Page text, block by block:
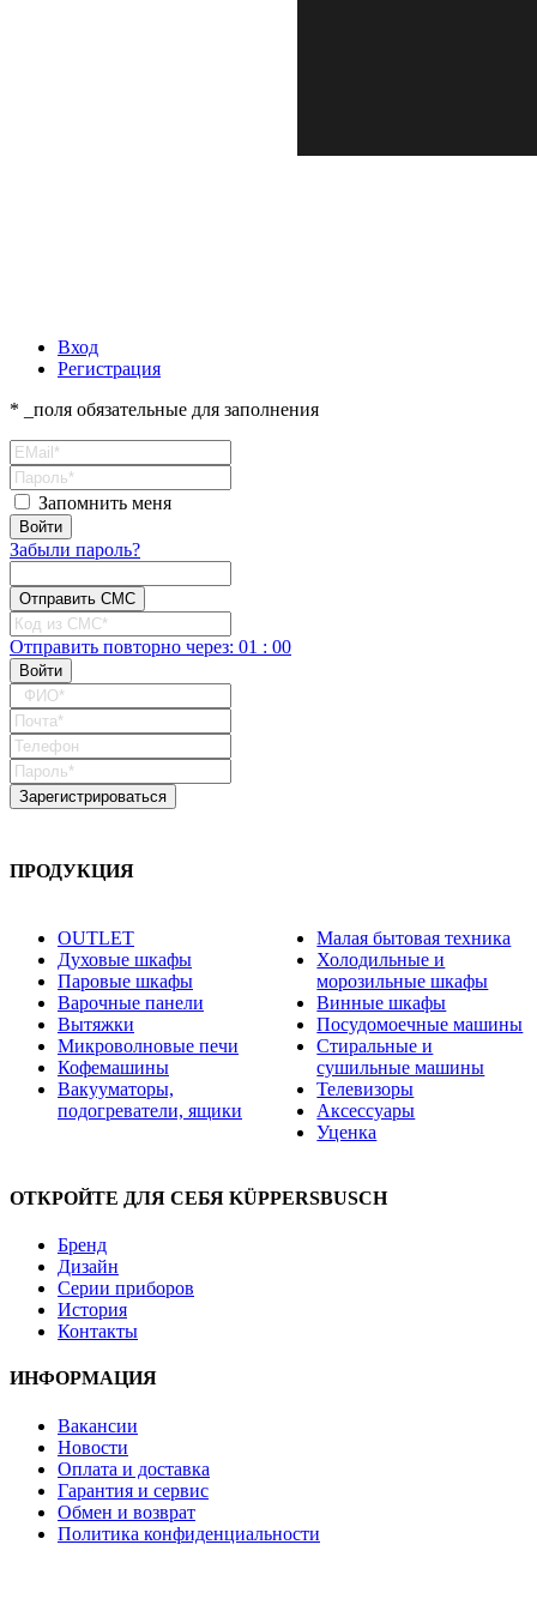
Вход
Регистрация
* _поля обязательные для заполнения
Запомнить меня
Забыли пароль?
Отправить повторно через: 01 : 00
ПРОДУКЦИЯ
OUTLET
Духовые шкафы
Паровые шкафы
Варочные панели
Вытяжки
Микроволновые печи
Кофемашины
Вакууматоры,
подогреватели, ящики
Малая бытовая техника
Холодильные и
морозильные шкафы
Винные шкафы
Посудомоечные машины
Стиральные и
сушильные машины
Телевизоры
Аксессуары
Уценка
ОТКРОЙТЕ ДЛЯ СЕБЯ KÜPPERSBUSCH
Бренд
Дизайн
Серии приборов
История
Контакты
ИНФОРМАЦИЯ
Вакансии
Новости
Оплата и доставка
Гарантия и сервис
Обмен и возврат
Политика конфиденциальности